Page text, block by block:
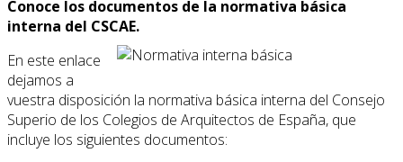
Conoce los documentos de la normativa básica
interna del CSCAE.
En este enlace
dejamos a
vuestra disposición la normativa básica interna del Consejo
Superio de los Colegios de Arquitectos de España, que
incluye los siguientes documentos: